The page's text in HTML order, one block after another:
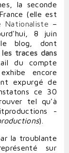
la seconde
(elle est
Nationaliste –
8 juin
blog, dont
les traces dans
du compte
encore
expurgé de
ce 30
tel qu'à
-
).
la troublante
sur